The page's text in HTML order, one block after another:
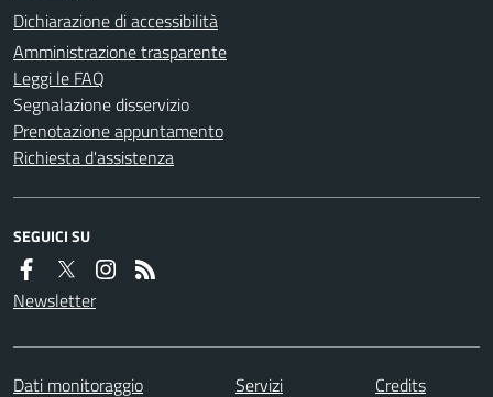
Dichiarazione di accessibilità
Amministrazione trasparente
Leggi le FAQ
Segnalazione disservizio
Prenotazione appuntamento
Richiesta d'assistenza
SEGUICI SU
Newsletter
Dati monitoraggio Servizi Credits